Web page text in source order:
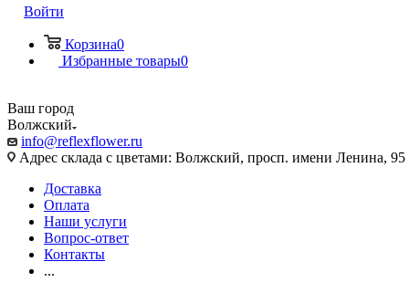
Войти
Корзина0
Избранные товары0
Ваш город
Волжский
info@reflexflower.ru
Адрес склада с цветами: Волжский, просп. имени Ленина, 95
Доставка
Оплата
Наши услуги
Вопрос-ответ
Контакты
...